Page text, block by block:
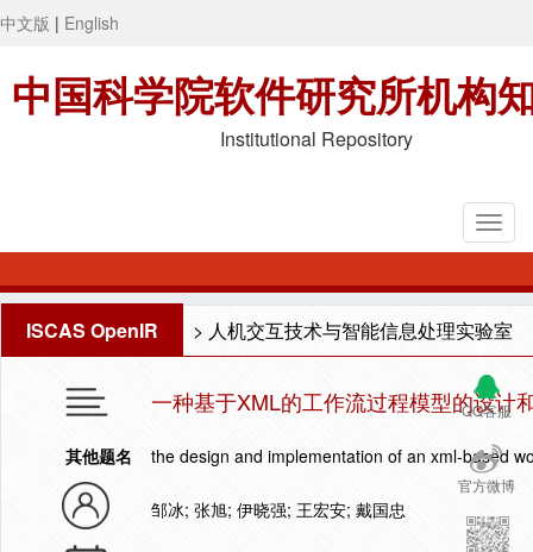
中文版 | English
中国科学院软件研究所机构
Institutional Repository
ISCAS OpenIR > 人机交互技术与智能信息处理实验室
QQ客服
官方微博
一种基于XML的工作流过程模型的设计
其他题名 the design and implementation of an xml-based
邹冰; 张旭; 伊晓强; 王宏安; 戴国忠